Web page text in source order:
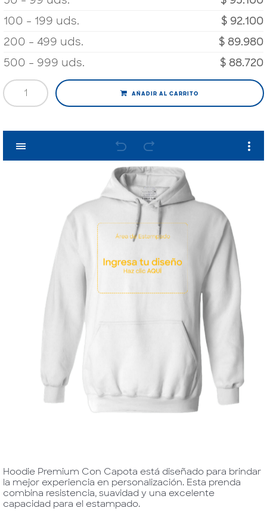
Hoodie Premium Con Capota está diseñado para brindar
la mejor experiencia en personalización. Esta prenda
combina resistencia, suavidad y una excelente
capacidad para el estampado.
100 - 199 uds.
$ 92.100
200 - 499 uds.
$ 89.980
500 - 999 uds.
$ 88.720
AÑADIR AL CARRITO